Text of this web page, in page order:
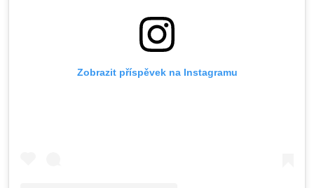
Zobrazit příspěvek na Instagramu